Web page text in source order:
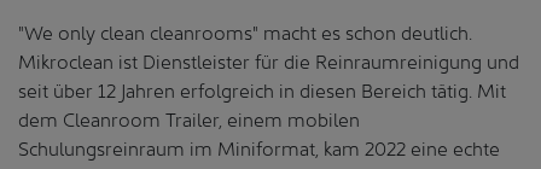
"We only clean cleanrooms" macht es schon deutlich.
Mikroclean ist Dienstleister für die Reinraumreinigung und
seit über 12 Jahren erfolgreich in diesen Bereich tätig. Mit
dem Cleanroom Trailer, einem mobilen
Schulungsreinraum im Miniformat, kam 2022 eine echte